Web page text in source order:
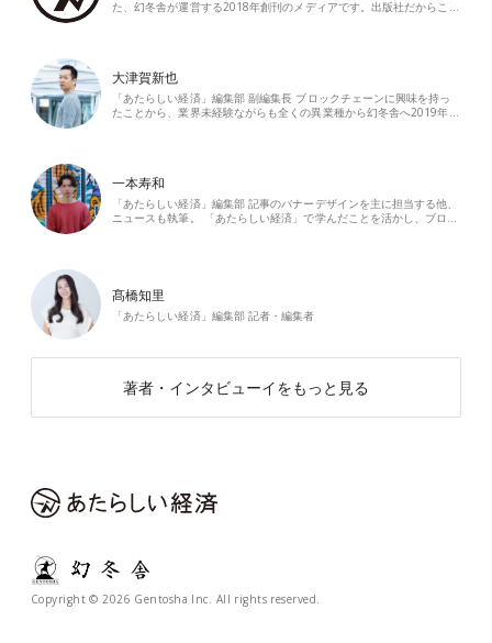
た、幻冬舎が運営する2018年創刊のメディアです。出版社だからこ…
大津賀新也
「あたらしい経済」編集部 副編集長 ブロックチェーンに興味を持っ
たことから、業界未経験ながらも全くの異業種から幻冬舎へ2019年…
一本寿和
「あたらしい経済」編集部 記事のバナーデザインを主に担当する他、
ニュースも執筆。 「あたらしい経済」で学んだことを活かし、ブロ…
髙橋知里
「あたらしい経済」編集部 記者・編集者
著者・インタビューイをもっと見る
Copyright © 2026 Gentosha Inc. All rights reserved.